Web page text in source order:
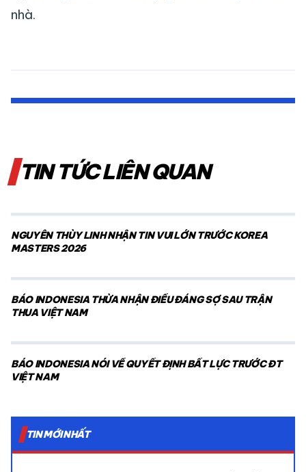
nhà.
TIN TỨC LIÊN QUAN
NGUYỄN THÙY LINH NHẬN TIN VUI LỚN TRƯỚC KOREA
MASTERS 2026
BÁO INDONESIA THỪA NHẬN ĐIỀU ĐÁNG SỢ SAU TRẬN
THUA VIỆT NAM
BÁO INDONESIA NÓI VỀ QUYẾT ĐỊNH BẤT LỰC TRƯỚC ĐT
VIỆT NAM
TIN MỚI NHẤT